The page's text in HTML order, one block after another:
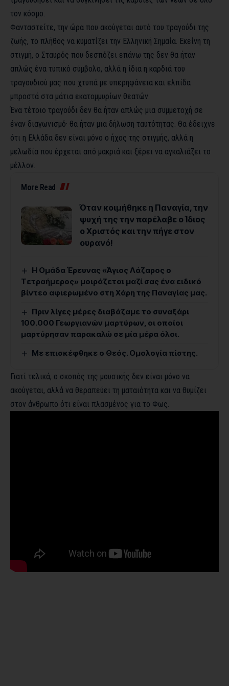
τον κόσμο.
Φανταστείτε, την ώρα που ακούγεται αυτό του τραγούδι της
ζωής, το πλήθος να κυματίζει την Ελληνική Σημαία. Εκείνη τη
στιγμή, ο Σταυρός που δεσπόζει επάνω της δεν θα ήταν
απλώς ένα τυπικό σύμβολο, αλλά η ίδια η καρδιά του
τραγουδιού μας που χτυπά με υπερηφάνεια και ελπίδα
μπροστά στα μάτια εκατομμυρίων θεατών.
Ένα τέτοιο τραγούδι δεν θα ήταν απλώς μια συμμετοχή σε
έναν διαγωνισμό· θα ήταν μια δήλωση ταυτότητας. Θα έδειχνε
ότι η Ελλάδα δεν είναι μόνο ο ήχος της στιγμής, αλλά η
μελωδία που έρχεται από μακριά και ξέρει να αγκαλιάζει το
μέλλον.
More Read
Όταν κοιμήθηκε η Παναγία, την
ψυχή της την παρέλαβε ο Ίδιος
ο Χριστός και την πήγε στον
ουρανό!
Η Ομάδα Έρευνας «Άγιος Λάζαρος ο
Τετραήμερος» μοιράζεται μαζί σας ένα ειδικό
βίντεο αφιερωμένο στη Χάρη της Παναγίας μας.
Πριν λίγες μέρες διαβάζαμε το συναξάρι
100.000 Γεωργιανών μαρτύρων, οι οποίοι
μαρτύρησαν παρακαλώ σε μία μέρα όλοι.
Με επισκέφθηκε ο Θεός. Ομολογία πίστης.
Γιατί τελικά, ο σκοπός της μουσικής δεν είναι μόνο να
ακούγεται, αλλά να θεραπεύει τη ματαιότητα και να θυμίζει
στον άνθρωπο ότι είναι πλασμένος για το Φως.